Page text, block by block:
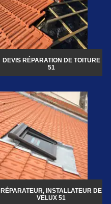
DEVIS RÉPARATION DE TOITURE
51
RÉPARATEUR, INSTALLATEUR DE
VELUX 51